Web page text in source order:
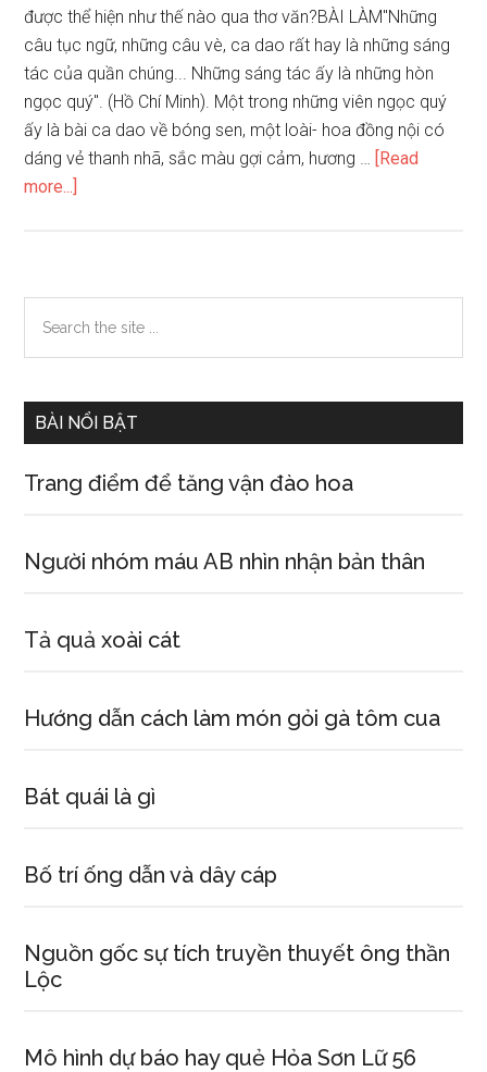
được thể hiện như thế nào qua thơ văn?BÀI LÀM"Những
câu tục ngữ, những câu vè, ca dao rất hay là những sáng
tác của quần chúng... Những sáng tác ấy là những hòn
ngọc quý". (Hồ Chí Minh). Một trong những viên ngọc quý
ấy là bài ca dao về bóng sen, một loài- hoa đồng nội có
dáng vẻ thanh nhã, sắc màu gợi cảm, hương … [Read
more...]
ca
dao
về
sen’.
Hình
hoa
còn
hiện
nào
văn?
Primary
Sidebar
the
BÀI NỔI BẬT
Trang điểm để tăng vận đào hoa
Người nhóm máu AB nhìn nhận bản thân
Tả quả xoài cát
Hướng dẫn cách làm món gỏi gà tôm cua
Bát quái là gì
Bố trí ống dẫn và dây cáp
Nguồn gốc sự tích truyền thuyết ông thần
Lộc
Mô hình dự báo hay quẻ Hỏa Sơn Lữ 56